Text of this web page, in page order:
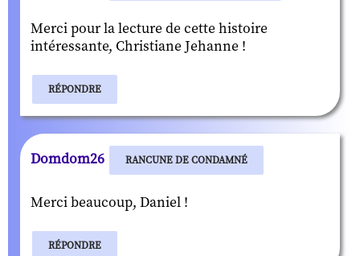
Merci pour la lecture de cette histoire
intéressante, Christiane Jehanne !
RÉPONDRE
Domdom26 RANCUNE DE CONDAMNÉ
Merci beaucoup, Daniel !
RÉPONDRE